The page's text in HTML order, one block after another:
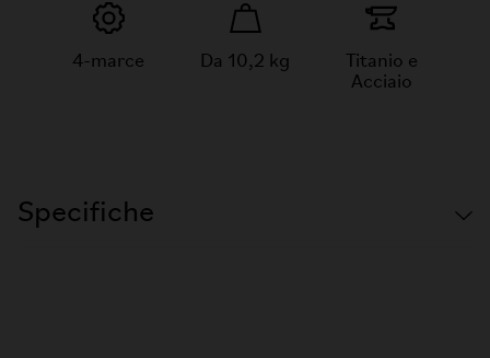
4-marce Da 10,2 kg
Titanio e
Acciaio
Specifiche